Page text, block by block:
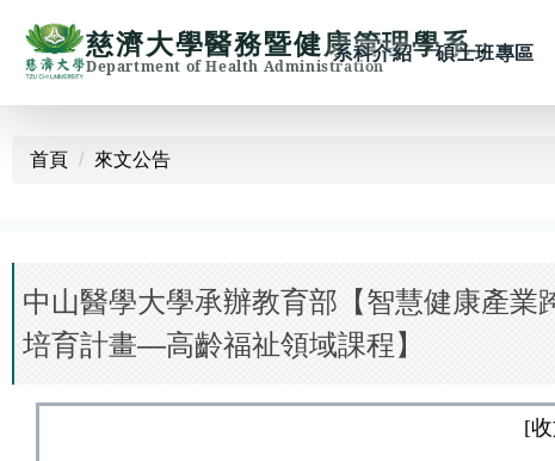
容
區
慈濟大學醫務暨健康管理學系
Department of Health Administration
系科介紹 碩士班專區
首頁 來文公告
中山醫學大學承辦教育部【智慧健康產
培育計畫—高齡福祉領域課程】
[